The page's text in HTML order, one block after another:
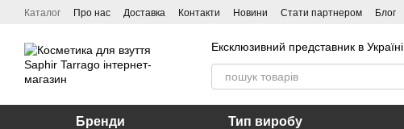
Перейти до основного контенту
Каталог Про нас Доставка Контакти Новини Стати партнером Блог
Ексклюзивний представник в Україні
Бренди Тип виробу